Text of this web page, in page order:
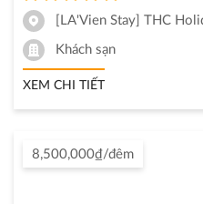
[LA'Vien Stay] THC
Khách sạn
XEM CHI TIẾT
8,500,000₫/đêm